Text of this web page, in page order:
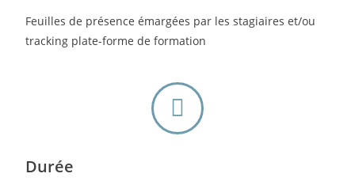
Feuilles de présence émargées par les stagiaires et/ou
tracking plate-forme de formation
Durée